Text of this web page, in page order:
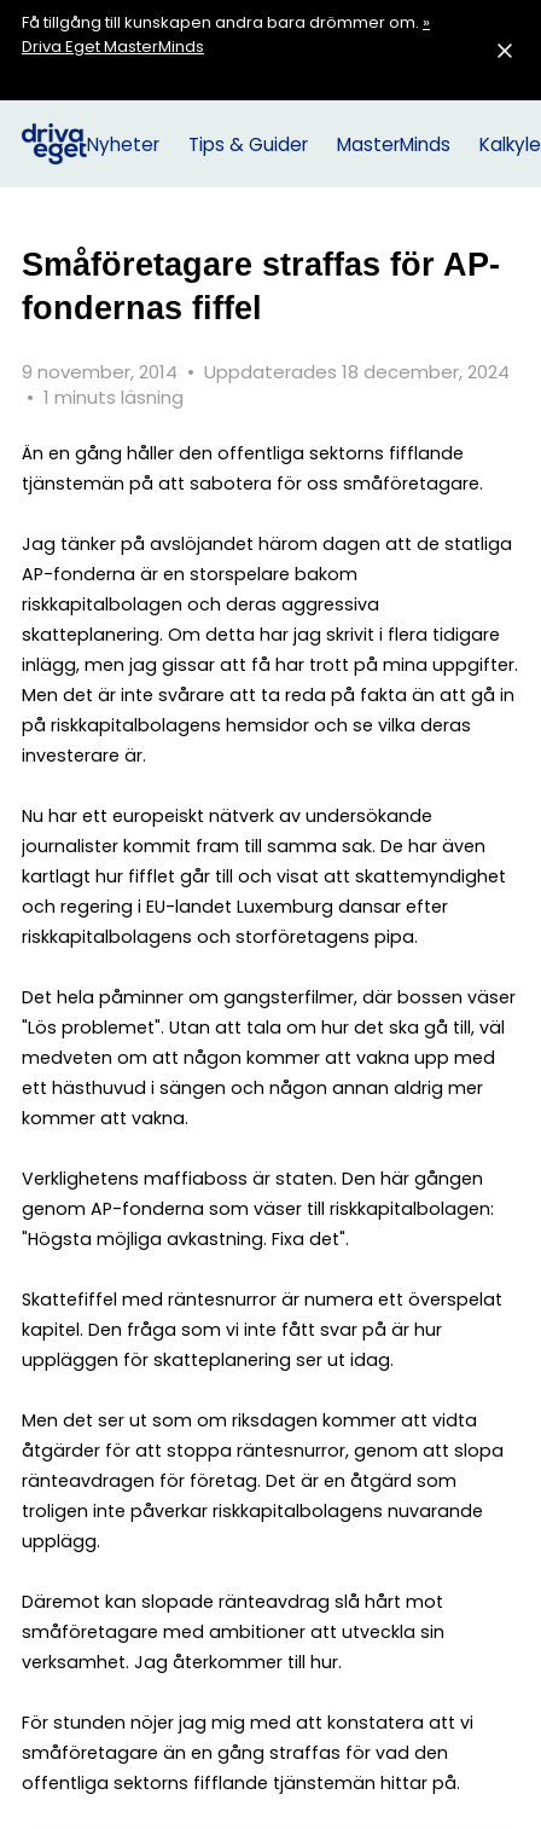
Få tillgång till kunskapen andra bara drömmer om. »
Driva Eget MasterMinds
Nyheter Tips & Guider MasterMinds
Småföretagare straffas för AP-
fondernas fiffel
9 november, 2014 • Uppdaterades 18 december, 2024
• 1 minuts läsning
Än en gång håller den offentliga sektorns fifflande
tjänstemän på att sabotera för oss småföretagare.
Jag tänker på avslöjandet härom dagen att de statliga
AP-fonderna är en storspelare bakom
riskkapitalbolagen och deras aggressiva
skatteplanering. Om detta har jag skrivit i flera tidigare
inlägg, men jag gissar att få har trott på mina uppgifter.
Men det är inte svårare att ta reda på fakta än att gå in
på riskkapitalbolagens hemsidor och se vilka deras
investerare är.
Nu har ett europeiskt nätverk av undersökande
journalister kommit fram till samma sak. De har även
kartlagt hur fifflet går till och visat att skattemyndighet
och regering i EU-landet Luxemburg dansar efter
riskkapitalbolagens och storföretagens pipa.
Det hela påminner om gangsterfilmer, där bossen väser
"Lös problemet". Utan att tala om hur det ska gå till, väl
medveten om att någon kommer att vakna upp med
ett hästhuvud i sängen och någon annan aldrig mer
kommer att vakna.
Verklighetens maffiaboss är staten. Den här gången
genom AP-fonderna som väser till riskkapitalbolagen:
"Högsta möjliga avkastning. Fixa det".
Skattefiffel med räntesnurror är numera ett överspelat
kapitel. Den fråga som vi inte fått svar på är hur
uppläggen för skatteplanering ser ut idag.
Men det ser ut som om riksdagen kommer att vidta
åtgärder för att stoppa räntesnurror, genom att slopa
ränteavdragen för företag. Det är en åtgärd som
troligen inte påverkar riskkapitalbolagens nuvarande
upplägg.
Däremot kan slopade ränteavdrag slå hårt mot
småföretagare med ambitioner att utveckla sin
verksamhet. Jag återkommer till hur.
För stunden nöjer jag mig med att konstatera att vi
småföretagare än en gång straffas för vad den
offentliga sektorns fifflande tjänstemän hittar på.